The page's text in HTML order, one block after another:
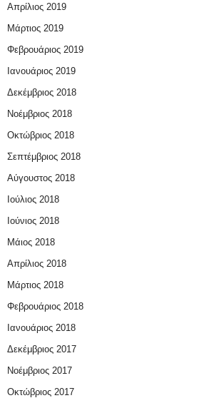
Απρίλιος 2019
Μάρτιος 2019
Φεβρουάριος 2019
Ιανουάριος 2019
Δεκέμβριος 2018
Νοέμβριος 2018
Οκτώβριος 2018
Σεπτέμβριος 2018
Αύγουστος 2018
Ιούλιος 2018
Ιούνιος 2018
Μάιος 2018
Απρίλιος 2018
Μάρτιος 2018
Φεβρουάριος 2018
Ιανουάριος 2018
Δεκέμβριος 2017
Νοέμβριος 2017
Οκτώβριος 2017